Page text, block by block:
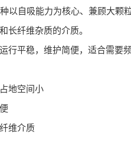
以自吸能力为核心、兼顾大
长纤维杂质的介质。
行平稳，维护简便，适合需要
地空间小
维介质